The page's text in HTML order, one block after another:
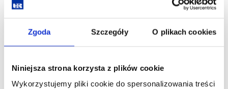
Zgoda Szczegóły O plikach cookies
Niniejsza strona korzysta z plików cookie
Wykorzystujemy pliki cookie do spersonalizowania treści
A0 (korytarz B1), ul. prof.